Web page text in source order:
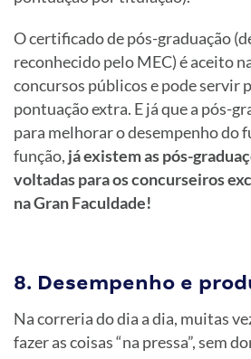
O certificado de pós-graduação
reconhecido pelo MEC) é aceito
concursos públicos e pode servir
pontuação extra. E já que a pós-
para melhorar o desempenho do
função, já existem as pós-
voltadas para os concurseiros
na Gran Faculdade!
8. Desempenho e
Na correria do dia a dia, muitas
fazer as coisas “na pressa”, sem